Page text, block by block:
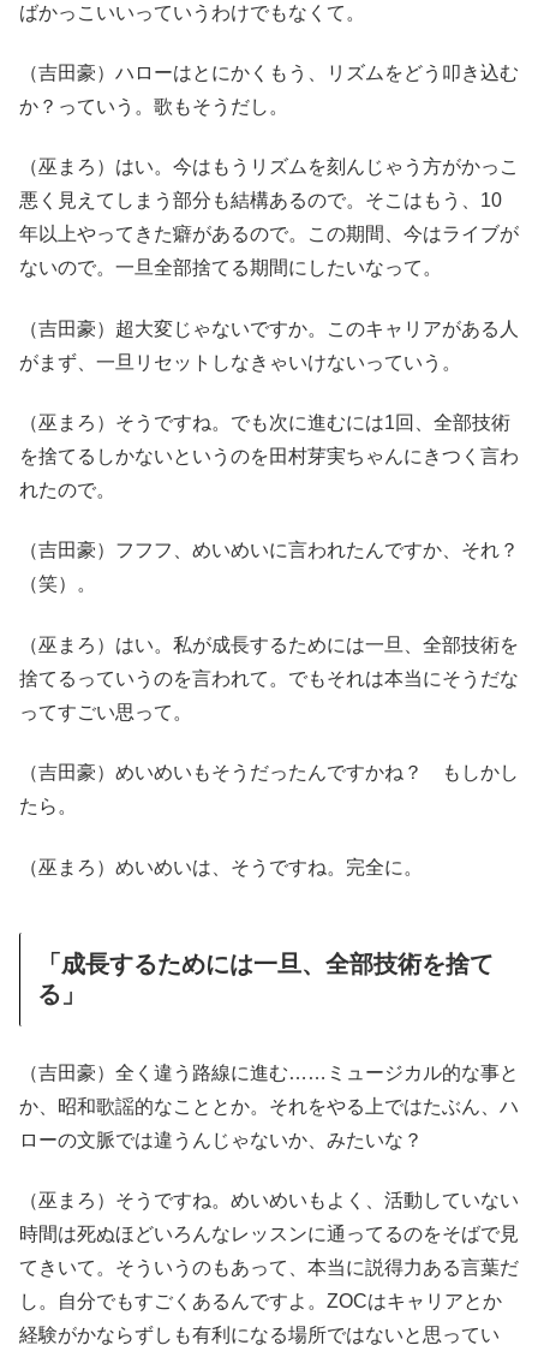
ばかっこいいっていうわけでもなくて。
（吉田豪）ハローはとにかくもう、リズムをどう叩き込む
か？っていう。歌もそうだし。
（巫まろ）はい。今はもうリズムを刻んじゃう方がかっこ
悪く見えてしまう部分も結構あるので。そこはもう、10
年以上やってきた癖があるので。この期間、今はライブが
ないので。一旦全部捨てる期間にしたいなって。
（吉田豪）超大変じゃないですか。このキャリアがある人
がまず、一旦リセットしなきゃいけないっていう。
（巫まろ）そうですね。でも次に進むには1回、全部技術
を捨てるしかないというのを田村芽実ちゃんにきつく言わ
れたので。
（吉田豪）フフフ、めいめいに言われたんですか、それ？
（笑）。
（巫まろ）はい。私が成長するためには一旦、全部技術を
捨てるっていうのを言われて。でもそれは本当にそうだな
ってすごい思って。
（吉田豪）めいめいもそうだったんですかね？ もしかし
たら。
（巫まろ）めいめいは、そうですね。完全に。
「成長するためには一旦、全部技術を捨て
る」
（吉田豪）全く違う路線に進む……ミュージカル的な事と
か、昭和歌謡的なこととか。それをやる上ではたぶん、ハ
ローの文脈では違うんじゃないか、みたいな？
（巫まろ）そうですね。めいめいもよく、活動していない
時間は死ぬほどいろんなレッスンに通ってるのをそばで見
てきいて。そういうのもあって、本当に説得力ある言葉だ
し。自分でもすごくあるんですよ。ZOCはキャリアとか
経験がかならずしも有利になる場所ではないと思ってい